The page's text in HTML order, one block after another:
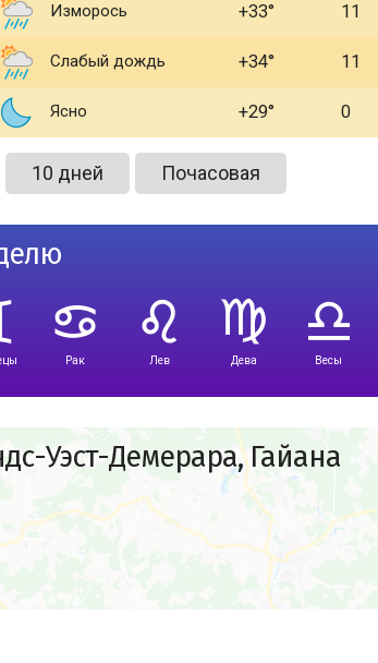
Изморось +33 11
Слабый дождь +34 11
Ясно +29 0
10 дней Почасовая
Рак Лев Дева Весы
Уэст-Демерара, Гайана